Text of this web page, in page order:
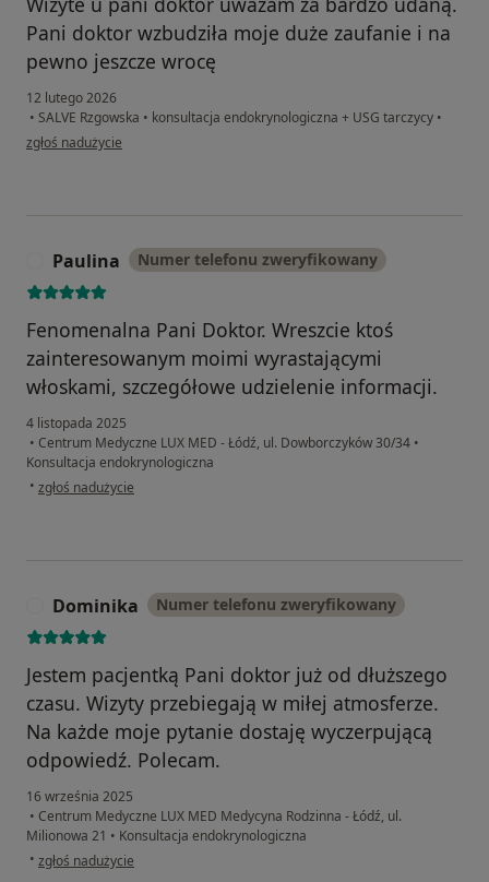
Pani doktor wzbudziła moje duże zaufanie i na
pewno jeszcze wrocę
12 lutego 2026
• SALVE Rzgowska • konsultacja endokrynologiczna + USG tarczycy •
w opinii użytkownika Edyta
zgłoś nadużycie
Paulina Numer telefonu zweryfikowany
Fenomenalna Pani Doktor. Wreszcie ktoś
zainteresowanym moimi wyrastającymi
włoskami, szczegółowe udzielenie informacji.
4 listopada 2025
• Centrum Medyczne LUX MED - Łódź, ul. Dowborczyków 30/34 •
Konsultacja endokrynologiczna
• w opinii użytkownika Paulina
zgłoś nadużycie
Dominika Numer telefonu zweryfikowany
Jestem pacjentką Pani doktor już od dłuższego
czasu. Wizyty przebiegają w miłej atmosferze.
Na każde moje pytanie dostaję wyczerpującą
odpowiedź. Polecam.
16 września 2025
• Centrum Medyczne LUX MED Medycyna Rodzinna - Łódź, ul.
Milionowa 21 • Konsultacja endokrynologiczna
• w opinii użytkownika Dominika
zgłoś nadużycie